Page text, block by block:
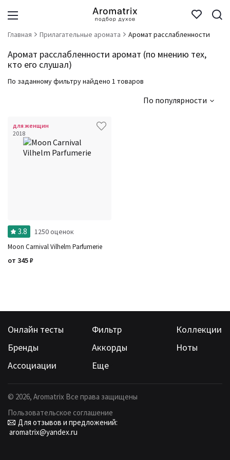
Главная Прилагательные аромата Аромат расслабленности
Аромат расслабленности аромат (по мнению тех,
кто его слушал)
По заданному фильтру найдено 1 товаров
По популярности
для женщин
2018
3.8 1250 оценок
Moon Carnival Vilhelm Parfumerie
от 345₽
Онлайн тесты Фильтр
Коллекции
Бренды
Аккорды
Ноты
Ассоциации
Еще
© 2026, Aromatrix Все права защищены
Пользовательское соглашение
Для отзывов и предложений:
aromatrix@yandex.ru